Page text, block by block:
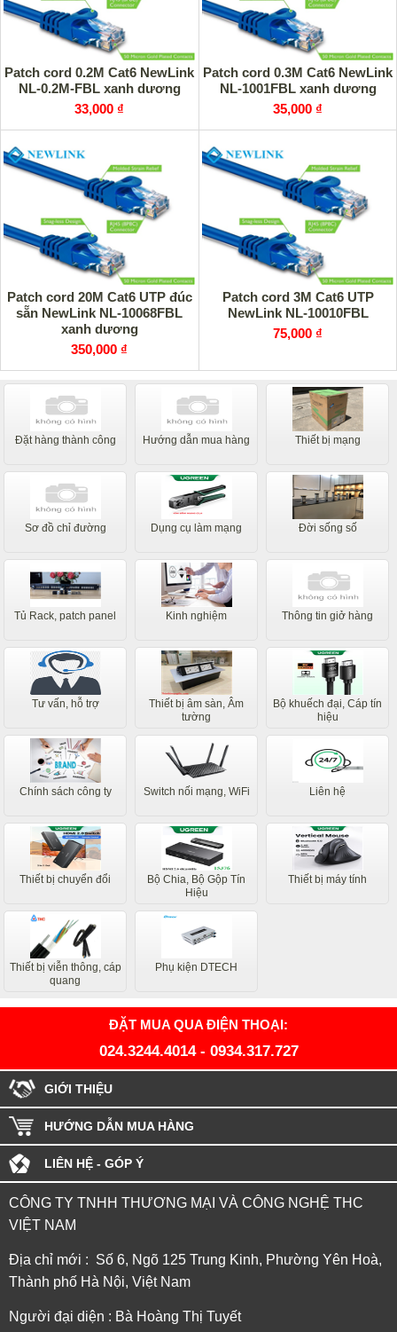
Patch cord 0.2M Cat6 NewLink
NL-0.2M-FBL xanh dương
33,000 ₫
Patch cord 0.3M Cat6 NewLink
NL-1001FBL xanh dương
35,000 ₫
Patch cord 20M Cat6 UTP đúc
sẵn NewLink NL-10068FBL
xanh dương
350,000 ₫
Patch cord 3M Cat6 UTP
NewLink NL-10010FBL
75,000 ₫
Đặt hàng thành công Hướng dẫn mua hàng Thiết bị mạng
Sơ đồ chỉ đường Dụng cụ làm mạng Đời sống số
Tủ Rack, patch panel Kinh nghiệm Thông tin giở hàng
Tư vấn, hỗ trợ
Thiết bị âm sàn, Âm
tường
Bộ khuếch đại, Cáp tín
hiệu
Chính sách công ty Switch nối mạng, WiFi Liên hệ
Thiết bị chuyển đổi
Bộ Chia, Bộ Gộp Tín
Hiệu
Thiết bị máy tính
Thiết bị viễn thông, cáp
quang
Phụ kiện DTECH
ĐẶT MUA QUA ĐIỆN THOẠI:
024.3244.4014- 0934.317.727
GIỚI THIỆU
HƯỚNG DẪN MUA HÀNG
LIÊN HỆ - GÓP Ý
CÔNG TY TNHH THƯƠNG MẠI VÀ CÔNG NGHỆ THC
VIỆT NAM
Địa chỉ mới : Số 6, Ngõ 125 Trung Kinh, Phường Yên Hoà,
Thành phố Hà Nội, Việt Nam
Người đại diện : Bà Hoàng Thị Tuyết